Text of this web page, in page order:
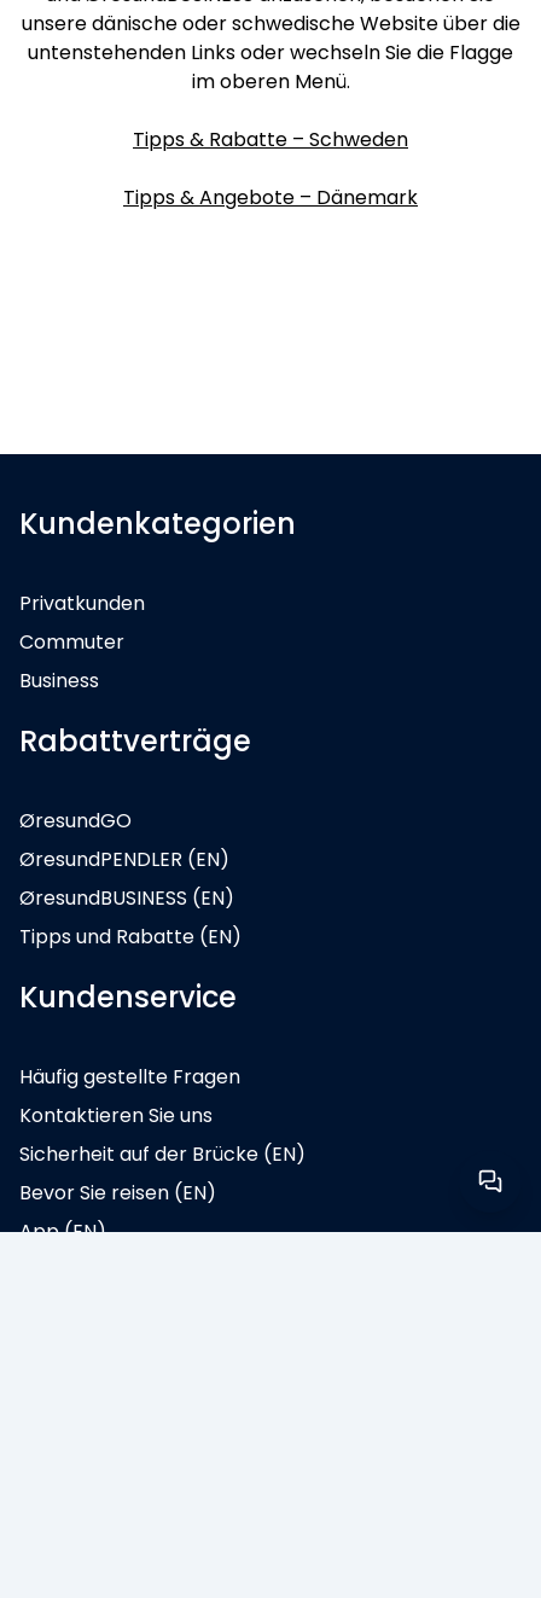
unsere dänische oder schwedische Website über die
untenstehenden Links oder wechseln Sie die Flagge
im oberen Menü.
Tipps & Rabatte – Schweden
Tipps & Angebote – Dänemark
Kundenkategorien
Privatkunden
Commuter
Business
Rabattverträge
ØresundGO
ØresundPENDLER (EN)
ØresundBUSINESS (EN)
Tipps und Rabatte (EN)
Kundenservice
Häufig gestellte Fragen
Kontaktieren Sie uns
Sicherheit auf der Brücke (EN)
Bevor Sie reisen (EN)
App (EN)